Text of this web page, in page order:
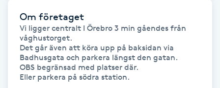
Gravidmassage
Gravidyoga
Gruppträning
Om företaget
Vi ligger centralt I Örebro 3 min gåendes från
våghustorget.
Det går även att köra upp på baksidan via
Badhusgata och parkera längst den gatan.
OBS begränsad med platser där.
Eller parkera på södra station.